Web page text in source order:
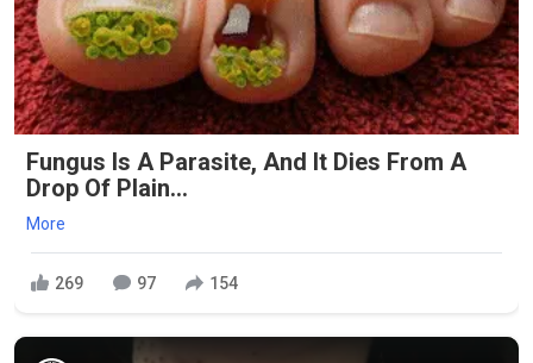
Fungus Is A Parasite, And It Dies From A
Drop Of Plain...
More
269 97 154